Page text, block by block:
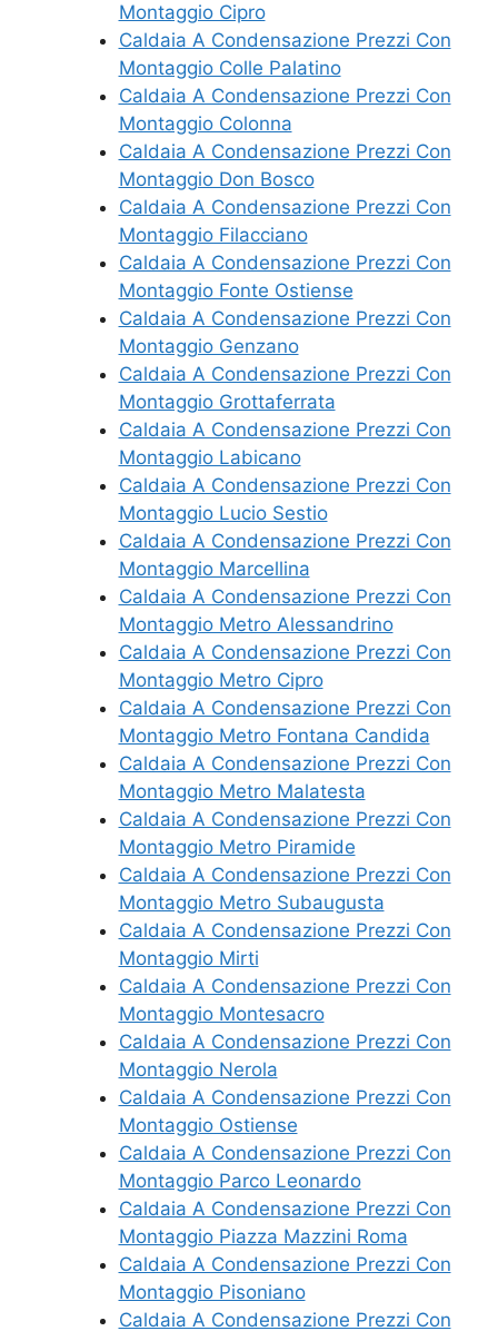
Montaggio Cipro
Caldaia A Condensazione Prezzi Con
Montaggio Colle Palatino
Caldaia A Condensazione Prezzi Con
Montaggio Colonna
Caldaia A Condensazione Prezzi Con
Montaggio Don Bosco
Caldaia A Condensazione Prezzi Con
Montaggio Filacciano
Caldaia A Condensazione Prezzi Con
Montaggio Fonte Ostiense
Caldaia A Condensazione Prezzi Con
Montaggio Genzano
Caldaia A Condensazione Prezzi Con
Montaggio Grottaferrata
Caldaia A Condensazione Prezzi Con
Montaggio Labicano
Caldaia A Condensazione Prezzi Con
Montaggio Lucio Sestio
Caldaia A Condensazione Prezzi Con
Montaggio Marcellina
Caldaia A Condensazione Prezzi Con
Montaggio Metro Alessandrino
Caldaia A Condensazione Prezzi Con
Montaggio Metro Cipro
Caldaia A Condensazione Prezzi Con
Montaggio Metro Fontana Candida
Caldaia A Condensazione Prezzi Con
Montaggio Metro Malatesta
Caldaia A Condensazione Prezzi Con
Montaggio Metro Piramide
Caldaia A Condensazione Prezzi Con
Montaggio Metro Subaugusta
Caldaia A Condensazione Prezzi Con
Montaggio Mirti
Caldaia A Condensazione Prezzi Con
Montaggio Montesacro
Caldaia A Condensazione Prezzi Con
Montaggio Nerola
Caldaia A Condensazione Prezzi Con
Montaggio Ostiense
Caldaia A Condensazione Prezzi Con
Montaggio Parco Leonardo
Caldaia A Condensazione Prezzi Con
Montaggio Piazza Mazzini Roma
Caldaia A Condensazione Prezzi Con
Montaggio Pisoniano
Caldaia A Condensazione Prezzi Con